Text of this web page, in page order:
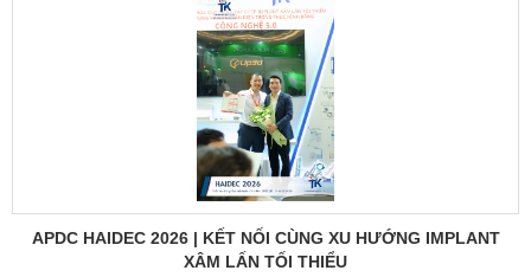
APDC HAIDEC 2026 | KẾT NỐI CÙNG XU HƯỚNG IMPLANT
XÂM LẤN TỐI THIỂU